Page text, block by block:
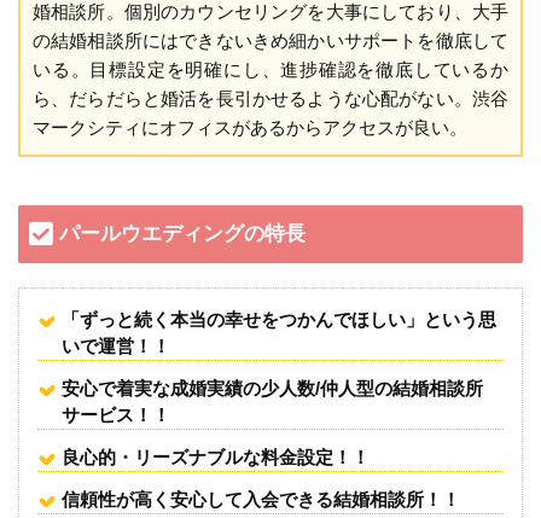
婚相談所。個別のカウンセリングを大事にしており、大手
の結婚相談所にはできないきめ細かいサポートを徹底して
いる。目標設定を明確にし、進捗確認を徹底しているか
ら、だらだらと婚活を長引かせるような心配がない。渋谷
マークシティにオフィスがあるからアクセスが良い。
パールウエディングの特長
「ずっと続く本当の幸せをつかんでほしい」という思
いで運営！！
安心で着実な成婚実績の少人数/仲人型の結婚相談所
サービス！！
良心的・リーズナブルな料金設定！！
信頼性が高く安心して入会できる結婚相談所！！